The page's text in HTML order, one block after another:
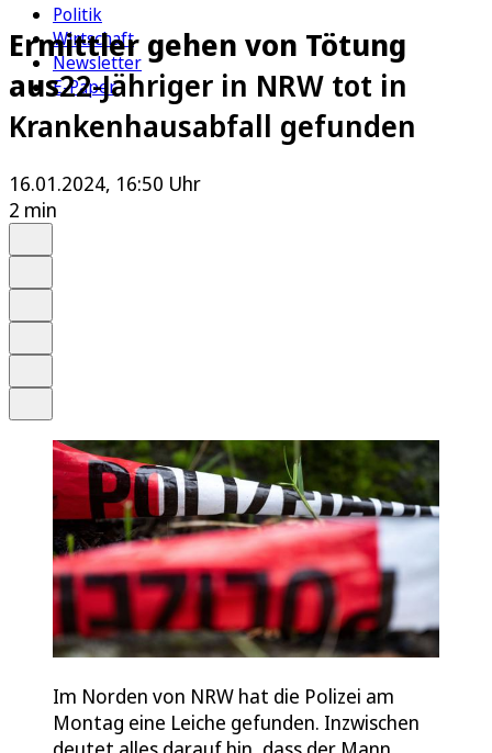
Politik
Wirtschaft
Newsletter
E-Paper
Ermittler gehen von Tötung
aus22-Jähriger in NRW tot in
Krankenhausabfall gefunden
16.01.2024, 16:50 Uhr
2 min
Im Norden von NRW hat die Polizei am
Montag eine Leiche gefunden. Inzwischen